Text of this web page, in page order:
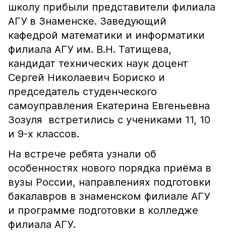
школу прибыли представители филиала
АГУ в Знаменске. Заведующий
кафедрой математики и информатики
филиала АГУ им. В.Н. Татищева,
кандидат технических наук доцент
Сергей Николаевич Бориско и
председатель студенческого
самоуправления Екатерина Евгеньевна
Зозуля встретились с учениками 11, 10
и 9-х классов.
На встрече ребята узнали об
особенностях нового порядка приёма в
вузы России, направлениях подготовки
бакалавров в знаменском филиале АГУ
и программе подготовки в колледже
филиала АГУ.